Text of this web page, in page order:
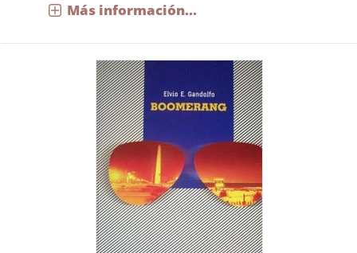
Más información...